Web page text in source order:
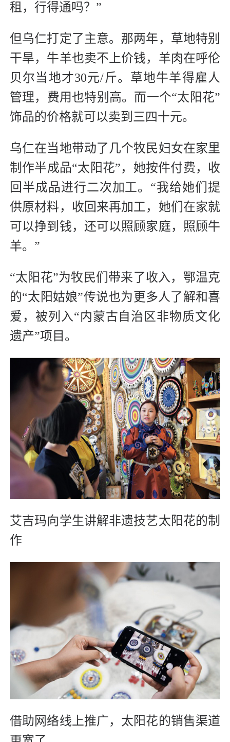
租，行得通吗？”
但乌仁打定了主意。那两年，草地特别
干旱，牛羊也卖不上价钱，羊肉在呼伦
贝尔当地才30元/斤。草地牛羊得雇人
管理，费用也特别高。而一个“太阳花”
饰品的价格就可以卖到三四十元。
乌仁在当地带动了几个牧民妇女在家里
制作半成品“太阳花”，她按件付费，收
回半成品进行二次加工。“我给她们提
供原材料，收回来再加工，她们在家就
可以挣到钱，还可以照顾家庭，照顾牛
羊。”
“太阳花”为牧民们带来了收入，鄂温克
的“太阳姑娘”传说也为更多人了解和喜
爱，被列入“内蒙古自治区非物质文化
遗产”项目。
艾吉玛向学生讲解非遗技艺太阳花的制
作
借助网络线上推广，太阳花的销售渠道